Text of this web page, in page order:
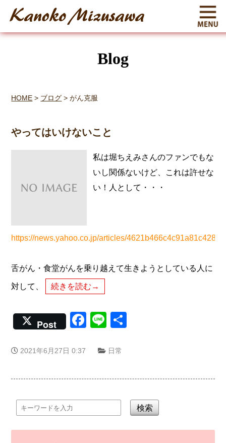
Blog
HOME > ブログ >がん克服
やってはいけないこと
私は堀ちえみさんのファンでもな
いし関係ないけど、これは許せな
い！人として・・・
https://news.yahoo.co.jp/articles/
舌がん・食堂がんを乗り越えて生きようとしている人に
対して、 続きを読む→
Post Facebook
Line
2021年6月27日 0:37 日常
検索